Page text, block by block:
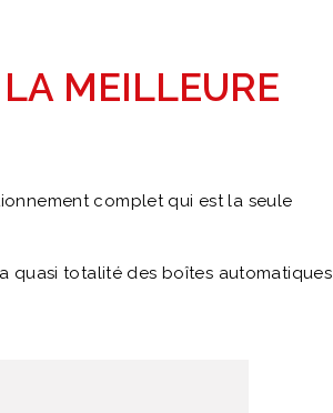
MEILLEURE
complet qui est la seule
quasi totalité des boîtes automatiques